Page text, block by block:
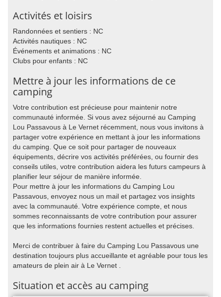
Activités et loisirs
Randonnées et sentiers : NC
Activités nautiques : NC
Événements et animations : NC
Clubs pour enfants : NC
Mettre à jour les informations de ce
camping
Votre contribution est précieuse pour maintenir notre
communauté informée. Si vous avez séjourné au Camping
Lou Passavous à Le Vernet récemment, nous vous invitons à
partager votre expérience en mettant à jour les informations
du camping. Que ce soit pour partager de nouveaux
équipements, décrire vos activités préférées, ou fournir des
conseils utiles, votre contribution aidera les futurs campeurs à
planifier leur séjour de manière informée.
Pour mettre à jour les informations du Camping Lou
Passavous, envoyez nous un mail et partagez vos insights
avec la communauté. Votre expérience compte, et nous
sommes reconnaissants de votre contribution pour assurer
que les informations fournies restent actuelles et précises.
Merci de contribuer à faire du Camping Lou Passavous une
destination toujours plus accueillante et agréable pour tous les
amateurs de plein air à Le Vernet .
Situation et accès au camping